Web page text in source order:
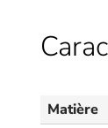
Matière